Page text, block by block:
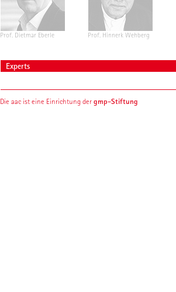
Prof. Dietmar Eberle Prof. Hinnerk Wehberg
Experts
Die aac ist eine Einrichtung dergmp-Stiftung